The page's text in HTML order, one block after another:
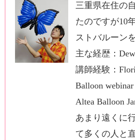
三重県在住の
たのですが10
ストバルーン
主な経歴：
講師経験：
Balloon webinar
Altea Balloon
あまり遠くに
て多くの人と